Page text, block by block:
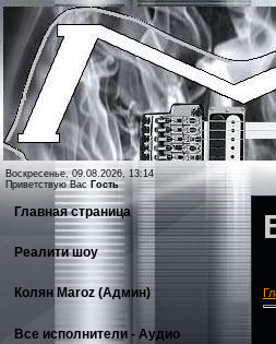
Воскресенье, 09.08.2026, 13:14
Приветствую Вас Гость
Главная страница
Реалити шоу
Колян Maroz (Админ)
Все исполнители - Аудио